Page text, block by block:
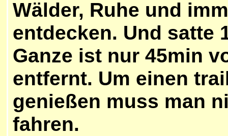
Wälder, Ruhe und
entdecken. Und satte
Ganze ist nur 45min
entfernt. Um einen
genießen muss man
fahren.